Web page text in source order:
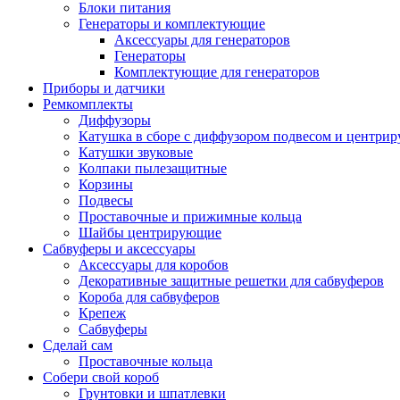
Блоки питания
Генераторы и комплектующие
Аксессуары для генераторов
Генераторы
Комплектующие для генераторов
Приборы и датчики
Ремкомплекты
Диффузоры
Катушка в сборе с диффузором подвесом и
Катушки звуковые
Колпаки пылезащитные
Корзины
Подвесы
Проставочные и прижимные кольца
Шайбы центрирующие
Сабвуферы и аксессуары
Аксессуары для коробов
Декоративные защитные решетки для сабвуферов
Короба для сабвуферов
Крепеж
Сабвуферы
Сделай сам
Проставочные кольца
Собери свой короб
Грунтовки и шпатлевки